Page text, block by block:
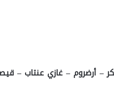
– أرضروم – غازي عنتاب –